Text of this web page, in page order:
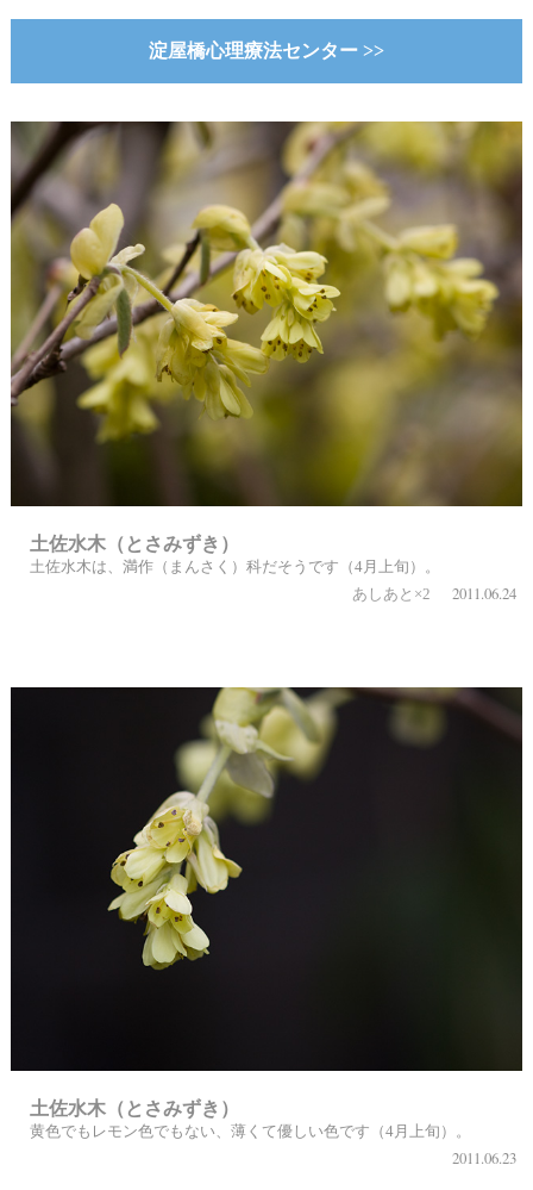
淀屋橋心理療法センター >>
土佐水木（とさみずき）
土佐水木は、満作（まんさく）科だそうです（4月上旬）。
あしあと×2
2011.06.24
土佐水木（とさみずき）
黄色でもレモン色でもない、薄くて優しい色です（4月上旬）。
2011.06.23